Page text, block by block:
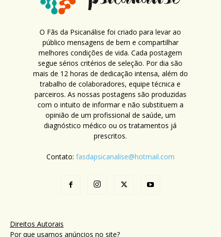
O Fãs da Psicanálise foi criado para levar ao
público mensagens de bem e compartilhar
melhores condições de vida. Cada postagem
segue sérios critérios de seleção. Por dia são
mais de 12 horas de dedicação intensa, além do
trabalho de colaboradores, equipe técnica e
parceiros. As nossas postagens são produzidas
com o intuito de informar e não substituem a
opinião de um profissional de saúde, um
diagnóstico médico ou os tratamentos já
prescritos.
Contato: fasdapsicanalise@hotmail.com
Direitos Autorais
Por que usamos anúncios no site?